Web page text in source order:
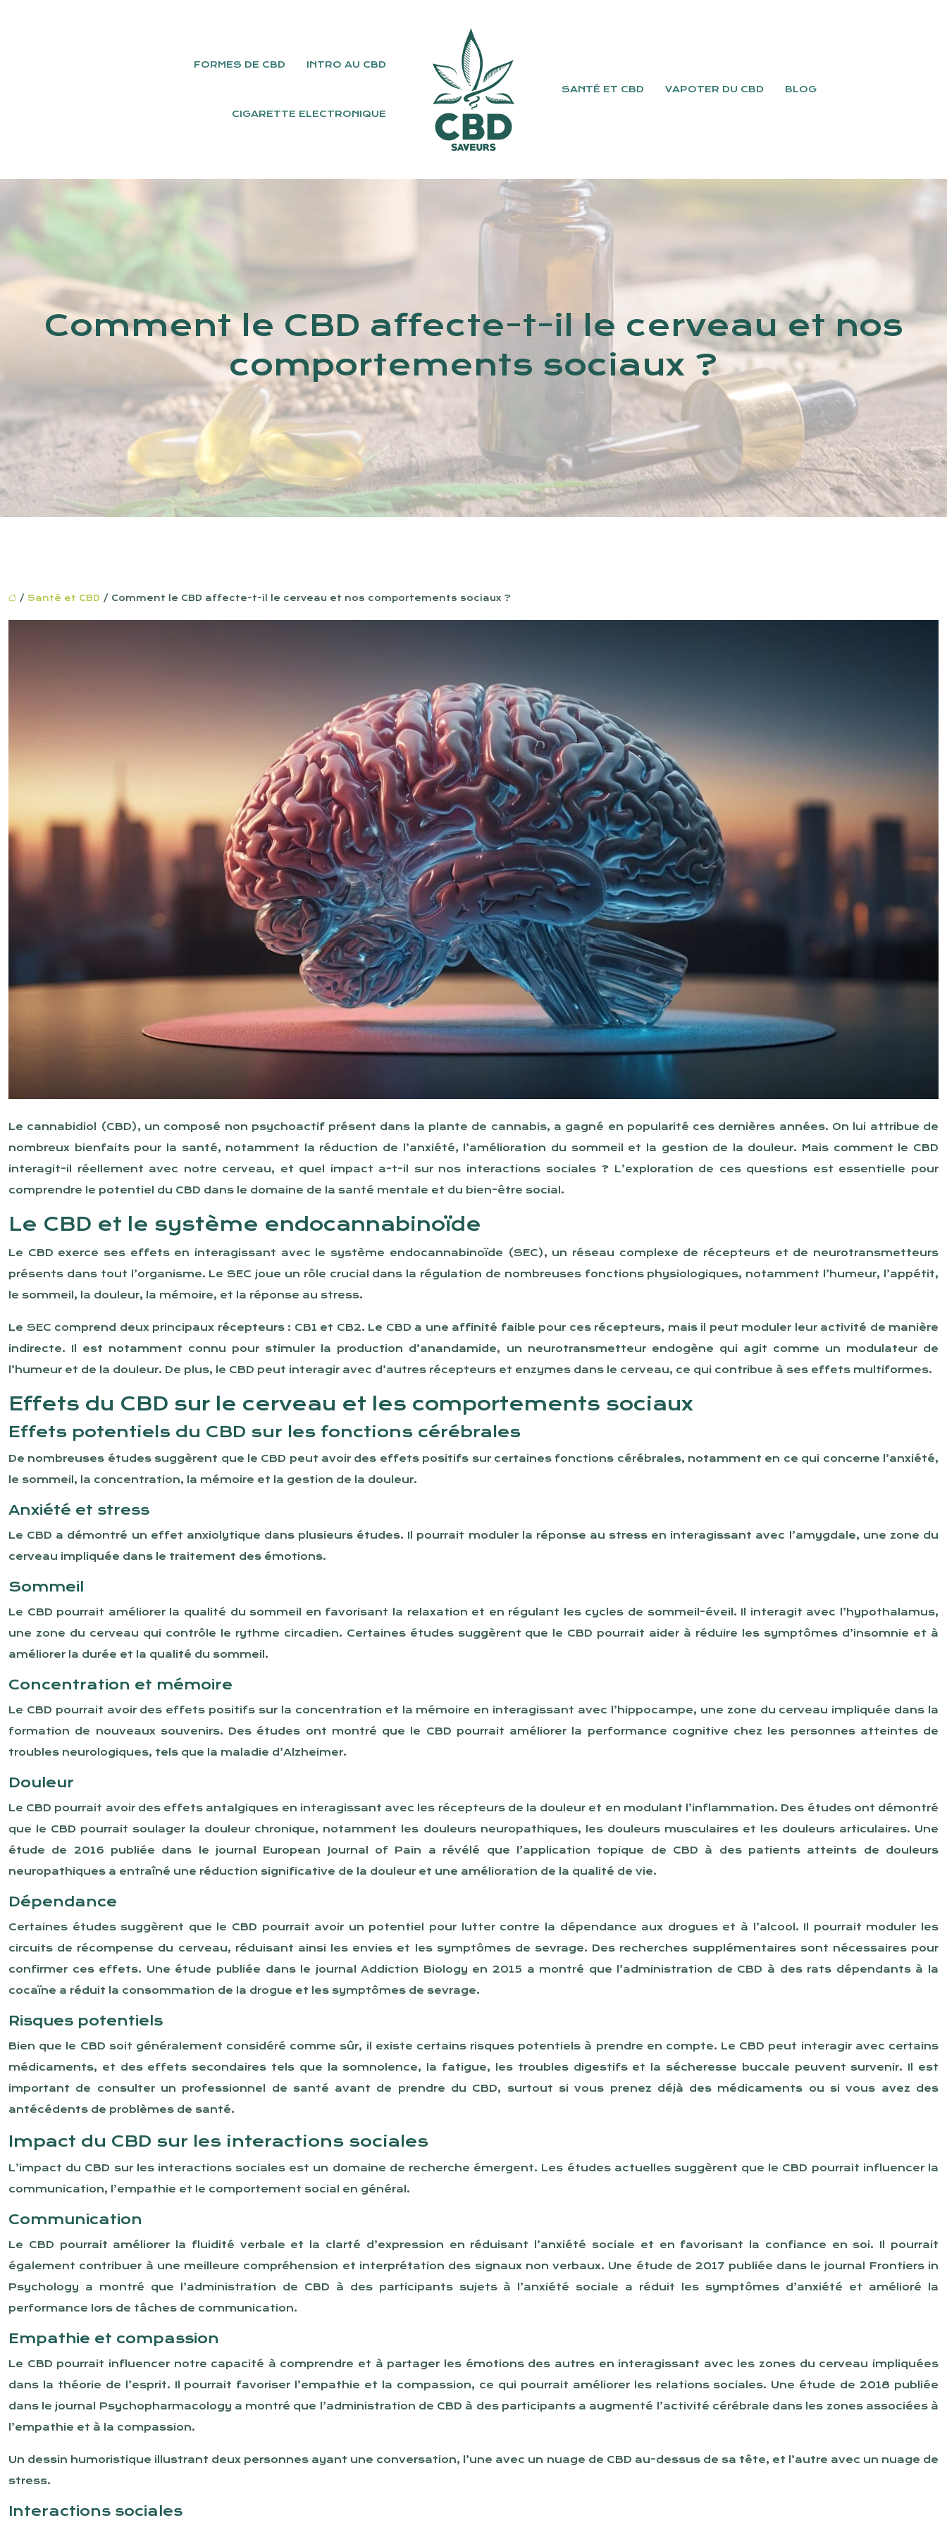
INTRO AU CBD
FORMES DE CBD
CIGARETTE ELECTRONIQUE
SANTÉ ET CBD VAPOTER DU CBD BLOG
Comment le CBD affecte-t-il le cerveau et nos
comportements sociaux ?
/ Santé et CBD / Comment le CBD affecte-t-il le cerveau et nos comportements sociaux ?
Le cannabidiol (CBD), un composé non psychoactif présent dans la plante de cannabis, a gagné en popularité ces dernières années. On lui attribue de
nombreux bienfaits pour la santé, notamment la réduction de l’anxiété, l’amélioration du sommeil et la gestion de la douleur. Mais comment le CBD
interagit-il réellement avec notre cerveau, et quel impact a-t-il sur nos interactions sociales ? L’exploration de ces questions est essentielle pour
comprendre le potentiel du CBD dans le domaine de la santé mentale et du bien-être social.
Le CBD et le système endocannabinoïde
Le CBD exerce ses effets en interagissant avec le système endocannabinoïde (SEC), un réseau complexe de récepteurs et de neurotransmetteurs
présents dans tout l’organisme. Le SEC joue un rôle crucial dans la régulation de nombreuses fonctions physiologiques, notamment l’humeur, l’appétit,
le sommeil, la douleur, la mémoire, et la réponse au stress.
Le SEC comprend deux principaux récepteurs : CB1 et CB2. Le CBD a une affinité faible pour ces récepteurs, mais il peut moduler leur activité de manière
indirecte. Il est notamment connu pour stimuler la production d’anandamide, un neurotransmetteur endogène qui agit comme un modulateur de
l’humeur et de la douleur. De plus, le CBD peut interagir avec d’autres récepteurs et enzymes dans le cerveau, ce qui contribue à ses effets multiformes.
Effets du CBD sur le cerveau et les comportements sociaux
Effets potentiels du CBD sur les fonctions cérébrales
De nombreuses études suggèrent que le CBD peut avoir des effets positifs sur certaines fonctions cérébrales, notamment en ce qui concerne l’anxiété,
le sommeil, la concentration, la mémoire et la gestion de la douleur.
Anxiété et stress
Le CBD a démontré un effet anxiolytique dans plusieurs études. Il pourrait moduler la réponse au stress en interagissant avec l’amygdale, une zone du
cerveau impliquée dans le traitement des émotions.
Sommeil
Le CBD pourrait améliorer la qualité du sommeil en favorisant la relaxation et en régulant les cycles de sommeil-éveil. Il interagit avec l’hypothalamus,
une zone du cerveau qui contrôle le rythme circadien. Certaines études suggèrent que le CBD pourrait aider à réduire les symptômes d’insomnie et à
améliorer la durée et la qualité du sommeil.
Concentration et mémoire
Le CBD pourrait avoir des effets positifs sur la concentration et la mémoire en interagissant avec l’hippocampe, une zone du cerveau impliquée dans la
formation de nouveaux souvenirs. Des études ont montré que le CBD pourrait améliorer la performance cognitive chez les personnes atteintes de
troubles neurologiques, tels que la maladie d’Alzheimer.
Douleur
Le CBD pourrait avoir des effets antalgiques en interagissant avec les récepteurs de la douleur et en modulant l’inflammation. Des études ont démontré
que le CBD pourrait soulager la douleur chronique, notamment les douleurs neuropathiques, les douleurs musculaires et les douleurs articulaires. Une
étude de 2016 publiée dans le journal European Journal of Pain a révélé que l’application topique de CBD à des patients atteints de douleurs
neuropathiques a entraîné une réduction significative de la douleur et une amélioration de la qualité de vie.
Dépendance
Certaines études suggèrent que le CBD pourrait avoir un potentiel pour lutter contre la dépendance aux drogues et à l’alcool. Il pourrait moduler les
circuits de récompense du cerveau, réduisant ainsi les envies et les symptômes de sevrage. Des recherches supplémentaires sont nécessaires pour
confirmer ces effets. Une étude publiée dans le journal Addiction Biology en 2015 a montré que l’administration de CBD à des rats dépendants à la
cocaïne a réduit la consommation de la drogue et les symptômes de sevrage.
Risques potentiels
Bien que le CBD soit généralement considéré comme sûr, il existe certains risques potentiels à prendre en compte. Le CBD peut interagir avec certains
médicaments, et des effets secondaires tels que la somnolence, la fatigue, les troubles digestifs et la sécheresse buccale peuvent survenir. Il est
important de consulter un professionnel de santé avant de prendre du CBD, surtout si vous prenez déjà des médicaments ou si vous avez des
antécédents de problèmes de santé.
Impact du CBD sur les interactions sociales
L’impact du CBD sur les interactions sociales est un domaine de recherche émergent. Les études actuelles suggèrent que le CBD pourrait influencer la
communication, l’empathie et le comportement social en général.
Communication
Le CBD pourrait améliorer la fluidité verbale et la clarté d’expression en réduisant l’anxiété sociale et en favorisant la confiance en soi. Il pourrait
également contribuer à une meilleure compréhension et interprétation des signaux non verbaux. Une étude de 2017 publiée dans le journal Frontiers in
Psychology a montré que l’administration de CBD à des participants sujets à l’anxiété sociale a réduit les symptômes d’anxiété et amélioré la
performance lors de tâches de communication.
Empathie et compassion
Le CBD pourrait influencer notre capacité à comprendre et à partager les émotions des autres en interagissant avec les zones du cerveau impliquées
dans la théorie de l’esprit. Il pourrait favoriser l’empathie et la compassion, ce qui pourrait améliorer les relations sociales. Une étude de 2018 publiée
dans le journal Psychopharmacology a montré que l’administration de CBD à des participants a augmenté l’activité cérébrale dans les zones associées à
l’empathie et à la compassion.
Un dessin humoristique illustrant deux personnes ayant une conversation, l’une avec un nuage de CBD au-dessus de sa tête, et l’autre avec un nuage de
stress.
Interactions sociales